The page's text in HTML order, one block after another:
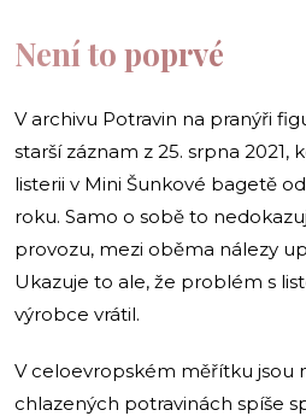
Není to poprvé
V archivu Potravin na pranýři
starší záznam z 25. srpna 2021,
listerii v Mini Šunkové bagetě
roku. Samo o sobě to
provozu, mezi oběma nálezy
Ukazuje to ale, že problém s
výrobce vrátil.
V celoevropském měřítku jsou
chlazených potravinách spíše